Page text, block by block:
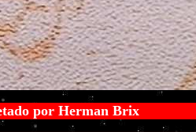
Brix